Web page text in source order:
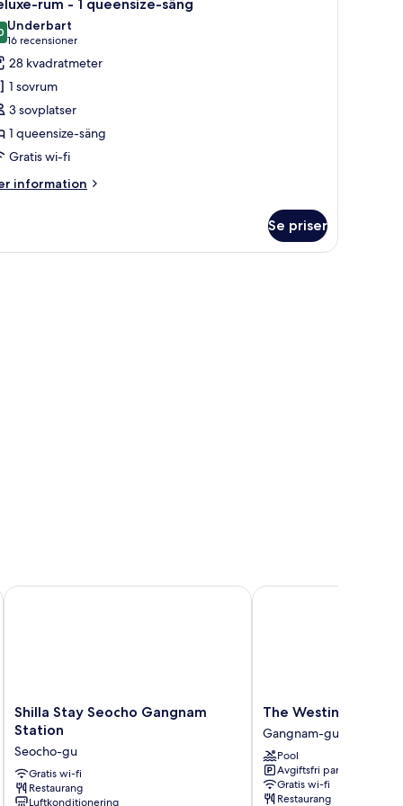
rum - 1 queensize-säng
av 10
Underbart
16 recensioner
(16 recensioner)
28 kvadratmeter
1 sovrum
3 sovplatser
1 queensize-säng
Gratis wi-fi
information
Se priser
fönstret.
Shilla
Stay
Gangnam
Station
Seocho-
Shilla Stay Seocho Gangnam
Station
Seocho-gu
Gratis wi-fi
Restaurang
Luftkonditionering
Shilla Stay Seocho Gangnam Station
The
Westin
Seoul
Parnas
Gangnam-
gu
The Westin Seoul
Gangnam-gu
Pool
Avgiftsfri parkering
Gratis wi-fi
Restaurang
The Westin Seoul